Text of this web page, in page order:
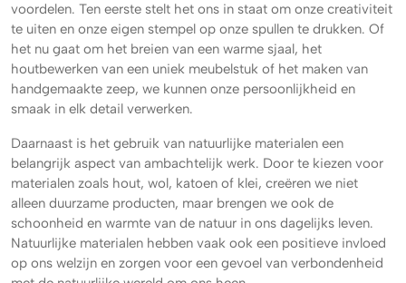
voordelen. Ten eerste stelt het ons in staat om onze creativiteit
te uiten en onze eigen stempel op onze spullen te drukken. Of
het nu gaat om het breien van een warme sjaal, het
houtbewerken van een uniek meubelstuk of het maken van
handgemaakte zeep, we kunnen onze persoonlijkheid en
smaak in elk detail verwerken.
Daarnaast is het gebruik van natuurlijke materialen een
belangrijk aspect van ambachtelijk werk. Door te kiezen voor
materialen zoals hout, wol, katoen of klei, creëren we niet
alleen duurzame producten, maar brengen we ook de
schoonheid en warmte van de natuur in ons dagelijks leven.
Natuurlijke materialen hebben vaak ook een positieve invloed
op ons welzijn en zorgen voor een gevoel van verbondenheid